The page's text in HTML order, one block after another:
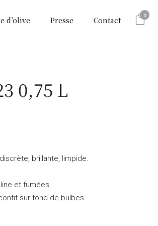
0
d’olive Presse Contact
0,75 L
brillante, limpide.
et fumées.
sur fond de bulbes